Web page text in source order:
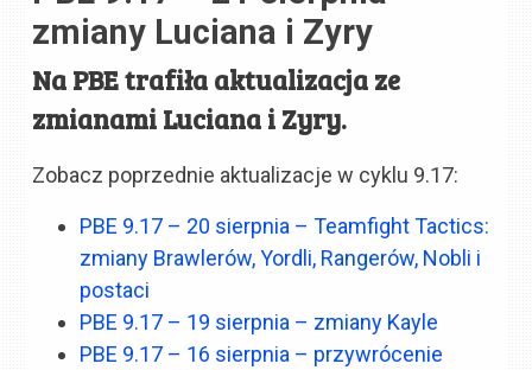
zmiany Luciana i Zyry
Na PBE trafiła aktualizacja ze
zmianami Luciana i Zyry.
Zobacz poprzednie aktualizacje w cyklu 9.17:
PBE 9.17 – 20 sierpnia – Teamfight Tactics:
zmiany Brawlerów, Yordli, Rangerów, Nobli i
postaci
PBE 9.17 – 19 sierpnia – zmiany Kayle
PBE 9.17 – 16 sierpnia – przywrócenie